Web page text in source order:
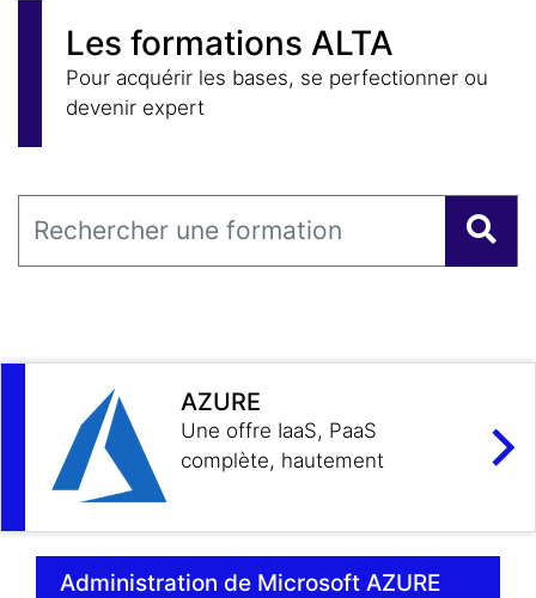
Les formations ALTA
Pour acquérir les bases, se perfectionner ou
devenir expert
AZURE
Une offre IaaS, PaaS
complète, hautement
pour les systèmes
Administration de Microsoft AZURE